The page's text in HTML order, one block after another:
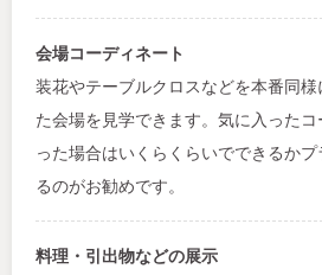
会場コーディネート
装花やテーブルクロスなどを本番同
た会場を見学できます。気に入った
った場合はいくらくらいでできるか
るのがお勧めです。
料理・引出物などの展示